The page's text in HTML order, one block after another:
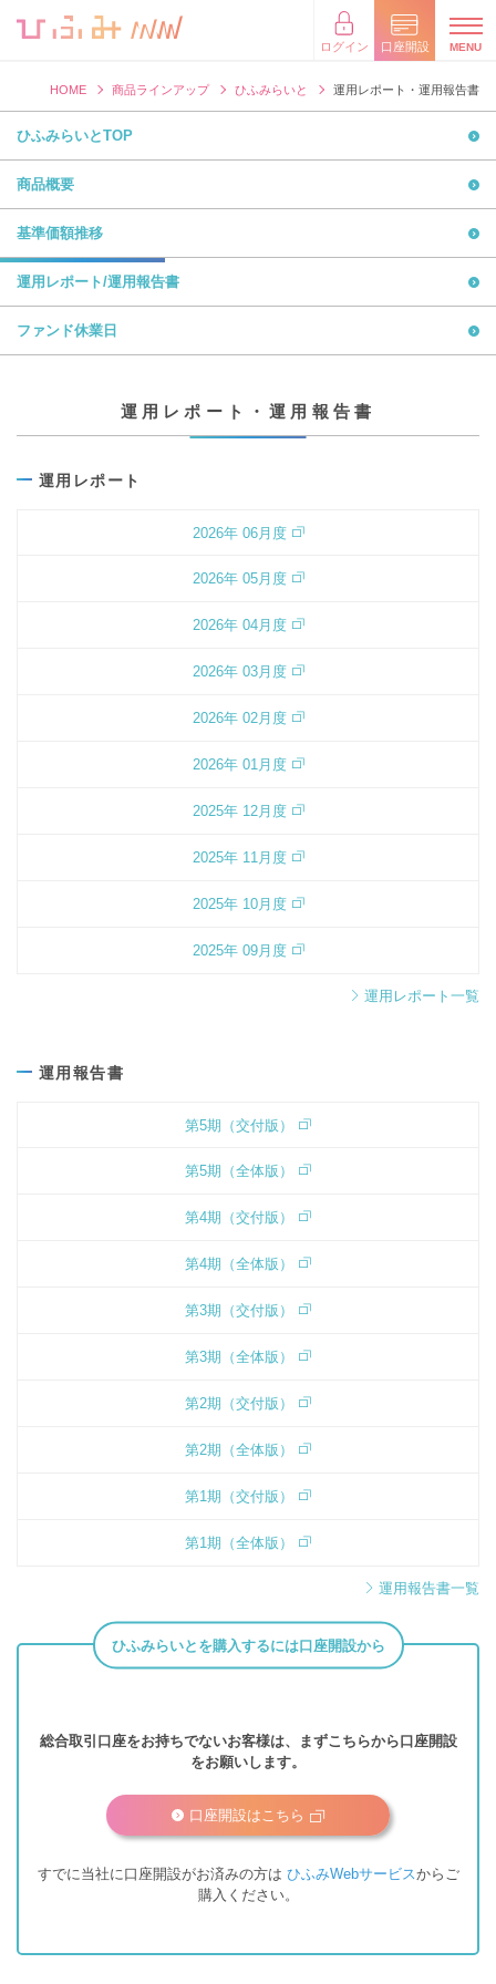
ログイン 口座開設
HOME 商品ラインアップ ひふみらいと 運用レポート・運用報告書
ひふみらいとTOP
商品概要
基準価額推移
運用レポート/運用報告書
ファンド休業日
運用レポート・運用報告書
運用レポート
2026年 06月度
2026年 05月度
2026年 04月度
2026年 03月度
2026年 02月度
2026年 01月度
2025年 12月度
2025年 11月度
2025年 10月度
2025年 09月度
運用レポート一覧
運用報告書
第5期（交付版）
第5期（全体版）
第4期（交付版）
第4期（全体版）
第3期（交付版）
第3期（全体版）
第2期（交付版）
第2期（全体版）
第1期（交付版）
第1期（全体版）
運用報告書一覧
ひふみらいとを購入するには口座開設から
総合取引口座をお持ちでないお客様は、まずこちらから口座開設
をお願いします。
口座開設はこちら
すでに当社に口座開設がお済みの方は ひふみWebサービスからご
購入ください。